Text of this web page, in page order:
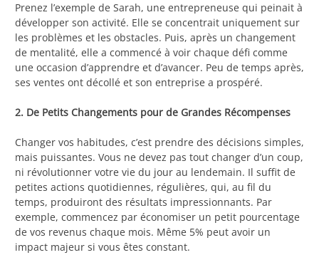
Prenez l’exemple de Sarah, une entrepreneuse qui peinait à
développer son activité. Elle se concentrait uniquement sur
les problèmes et les obstacles. Puis, après un changement
de mentalité, elle a commencé à voir chaque défi comme
une occasion d’apprendre et d’avancer. Peu de temps après,
ses ventes ont décollé et son entreprise a prospéré.
2. De Petits Changements pour de Grandes Récompenses
Changer vos habitudes, c’est prendre des décisions simples,
mais puissantes. Vous ne devez pas tout changer d’un coup,
ni révolutionner votre vie du jour au lendemain. Il suffit de
petites actions quotidiennes, régulières, qui, au fil du
temps, produiront des résultats impressionnants. Par
exemple, commencez par économiser un petit pourcentage
de vos revenus chaque mois. Même 5% peut avoir un
impact majeur si vous êtes constant.